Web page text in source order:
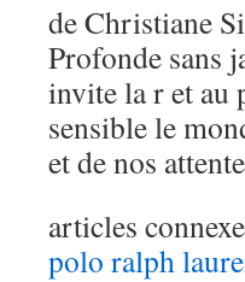
de Christiane
Profonde sans
invite la r et au
sensible le
et de nos
articles
polo ralph